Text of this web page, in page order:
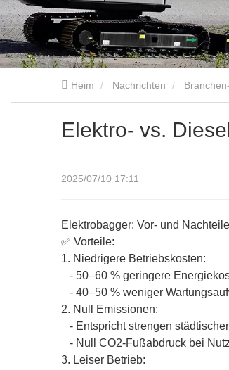
Heim Nachrichten
Elektro- vs.
2025/07/10 17:11
Elektrobagger: Vor- und Nachteile
✅ Vorteile:
1. Niedrigere Betriebskosten:
- 50–60 % geringere
- 40–50 % weniger
2. Null Emissionen:
- Entspricht strengen
- Null CO2-Fußabdruck bei
3. Leiser Betrieb: